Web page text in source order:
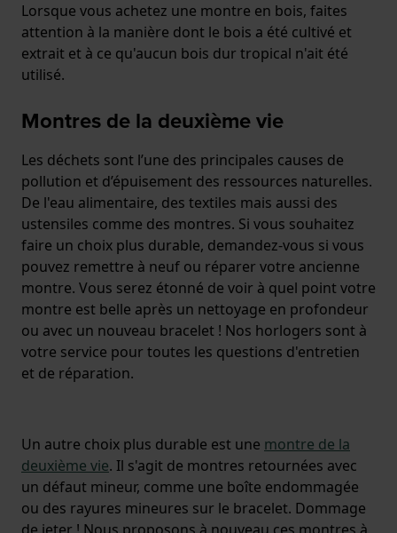
Lorsque vous achetez une montre en bois, faites
attention à la manière dont le bois a été cultivé et
extrait et à ce qu'aucun bois dur tropical n'ait été
utilisé.
Montres de la deuxième vie
Les déchets sont l’une des principales causes de
pollution et d’épuisement des ressources naturelles.
De l'eau alimentaire, des textiles mais aussi des
ustensiles comme des montres. Si vous souhaitez
faire un choix plus durable, demandez-vous si vous
pouvez remettre à neuf ou réparer votre ancienne
montre. Vous serez étonné de voir à quel point votre
montre est belle après un nettoyage en profondeur
ou avec un nouveau bracelet ! Nos horlogers sont à
votre service pour toutes les questions d'entretien
et de réparation.
Un autre choix plus durable est une montre de la
deuxième vie. Il s'agit de montres retournées avec
un défaut mineur, comme une boîte endommagée
ou des rayures mineures sur le bracelet. Dommage